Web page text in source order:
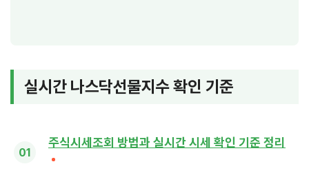
실시간 나스닥선물지수 확인 기준
주식시세조회 방법과 실시간 시세 확인 기준 정리